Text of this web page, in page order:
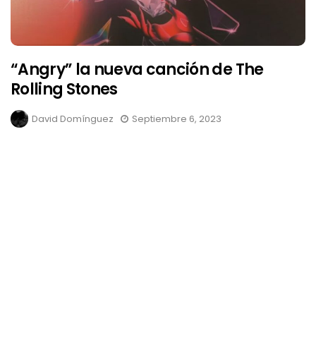
“Angry” la nueva canción de The
Rolling Stones
David Domínguez Septiembre 6, 2023